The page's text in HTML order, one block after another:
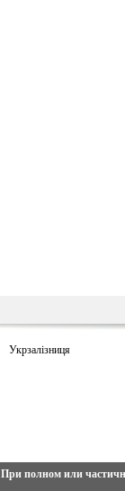
Укрзалiзниця
При полном или